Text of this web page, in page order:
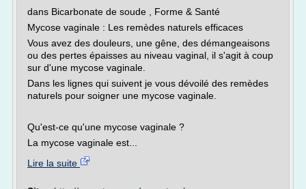
dans Bicarbonate de soude , Forme & Santé
Mycose vaginale : Les remèdes naturels efficaces
Vous avez des douleurs, une gêne, des démangeaisons
ou des pertes épaisses au niveau vaginal, il s'agit à coup
sur d'une mycose vaginale.
Dans les lignes qui suivent je vous dévoilé des remèdes
naturels pour soigner une mycose vaginale.
Qu'est-ce qu'une mycose vaginale ?
La mycose vaginale est...
Lire la suite